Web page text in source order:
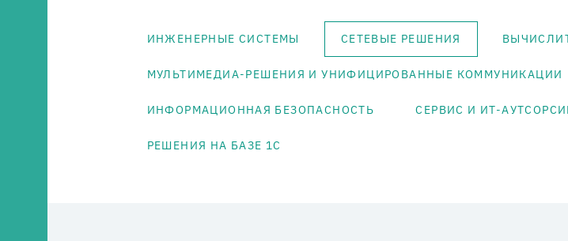
ИНЖЕНЕРНЫЕ СИСТЕМЫ СЕТЕВЫЕ РЕШЕНИЯ
МУЛЬТИМЕДИА-РЕШЕНИЯ И УНИФИЦИРОВАННЫЕ КОММУНИКАЦИИ
ИНФОРМАЦИОННАЯ БЕЗОПАСНОСТЬ СЕРВИС И ИТ-
РЕШЕНИЯ НА БАЗЕ 1С
Проекты
Медиацентр